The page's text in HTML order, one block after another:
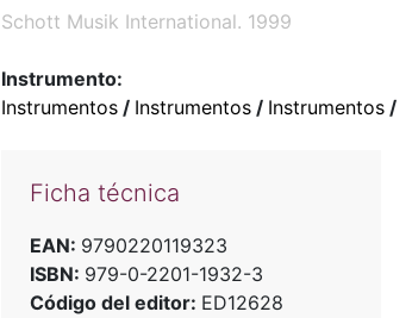
Schott Musik International. 1999
Instrumento:
Instrumentos/ Instrumentos/ Instrumentos/
Ficha técnica
EAN: 9790220119323
ISBN: 979-0-2201-1932-3
Código del editor: ED12628